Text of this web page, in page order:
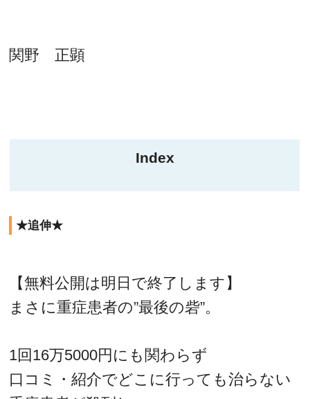
関野 正顕
Index
★追伸★
【無料公開は明日で終了します】
まさに重症患者の”最後の砦”。
1回16万5000円にも関わらず
口コミ・紹介でどこに行っても治らない